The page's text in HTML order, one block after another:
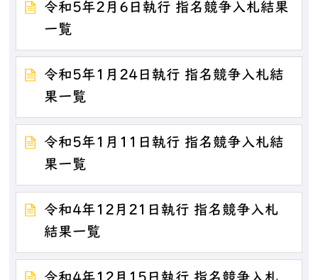
令和5年2月6日執行 指名競争入札結果
一覧
令和5年1月24日執行 指名競争入札結
果一覧
令和5年1月11日執行 指名競争入札結
果一覧
令和4年12月21日執行 指名競争入札
結果一覧